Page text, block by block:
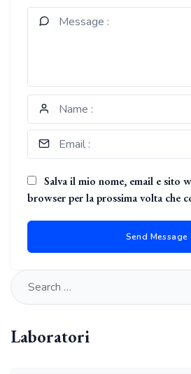
Salva il mio nome, email e sito
browser per la prossima volta che
Laboratori